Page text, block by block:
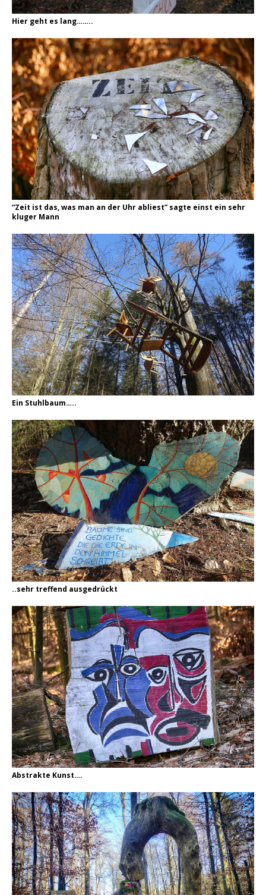
Hier geht es lang……..
“Zeit ist das, was man an der Uhr abliest” sagte einst ein sehr
kluger Mann
Ein Stuhlbaum…..
..sehr treffend ausgedrückt
Abstrakte Kunst….